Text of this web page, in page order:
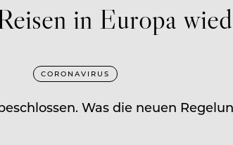
in Europa
CORONAVIRUS
Was die neuen